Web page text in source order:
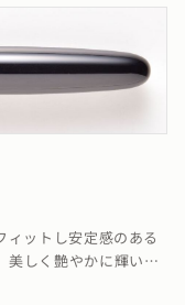
ットし安定感のある
美しく艶やかに輝いた